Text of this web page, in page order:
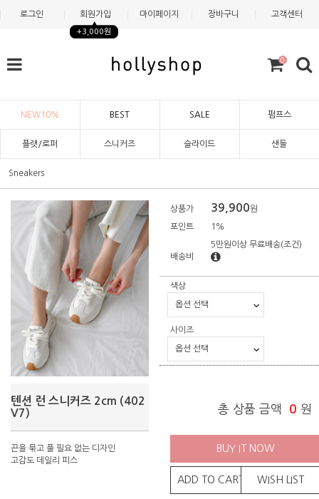
로그인 회원가입
+3,000원
마이페이지 장바구니 고객센터
0
NEW10% BEST SALE 펌프스
플랫/로퍼 스니커즈 슬라이드 샌들
Sneakers
텐션 런 스니커즈 2cm (402
V7)
끈을 묶고 풀 필요 없는 디자인
고감도 데일리 피스
상품가 39,900원
포인트 1%
배송비
5만원이상 무료배송(조건)
색상
사이즈
총 상품 금액 0 원
BUY IT NOW
ADD TO CART WISH LIST